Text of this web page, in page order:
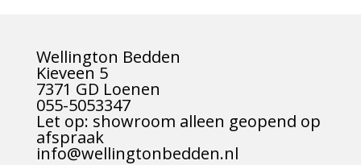
Wellington Bedden
Kieveen 5
7371 GD Loenen
055-5053347
Let op: showroom alleen geopend op
afspraak
info@wellingtonbedden.nl